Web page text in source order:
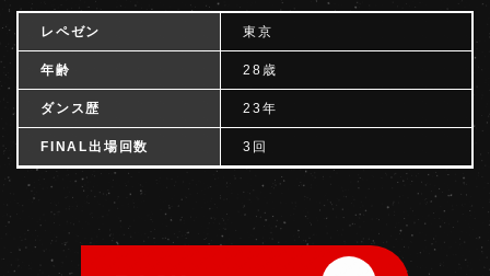
レペゼン 東京
年齢 28歳
ダンス歴 23年
FINAL出場回数 3回